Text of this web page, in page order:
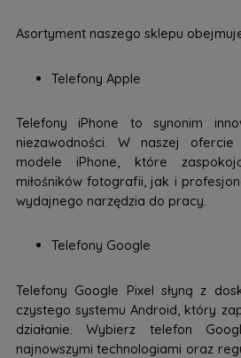
Asortyment naszego sklepu
Telefony Apple
Telefony iPhone to synonim
niezawodności. W naszej ofercie
modele iPhone, które
miłośników fotografii, jak i
wydajnego narzędzia do pracy.
Telefony Google
Telefony Google Pixel słyną z
czystego systemu Android, który
działanie. Wybierz telefon
najnowszymi technologiami oraz